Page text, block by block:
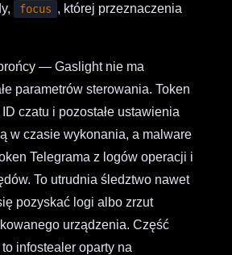
focus , której przeznaczenia
— Gaslight nie ma
parametrów sterowania. Token
czatu i pozostałe ustawienia
w czasie wykonania, a malware
Telegrama z logów operacji i
To utrudnia śledztwo nawet
pozyskać logi albo zrzut
urządzenia. Część
infostealer oparty na